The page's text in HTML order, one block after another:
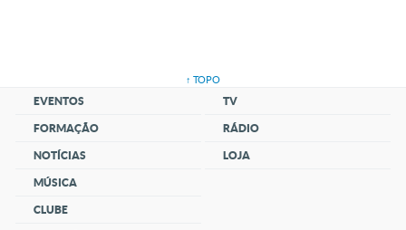
↑ TOPO
EVENTOS
FORMAÇÃO
NOTÍCIAS
MÚSICA
CLUBE
TV
RÁDIO
LOJA